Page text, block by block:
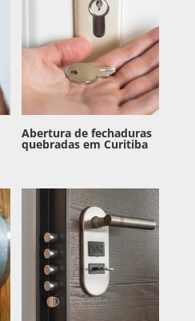
Abertura de fechaduras
quebradas em Curitiba